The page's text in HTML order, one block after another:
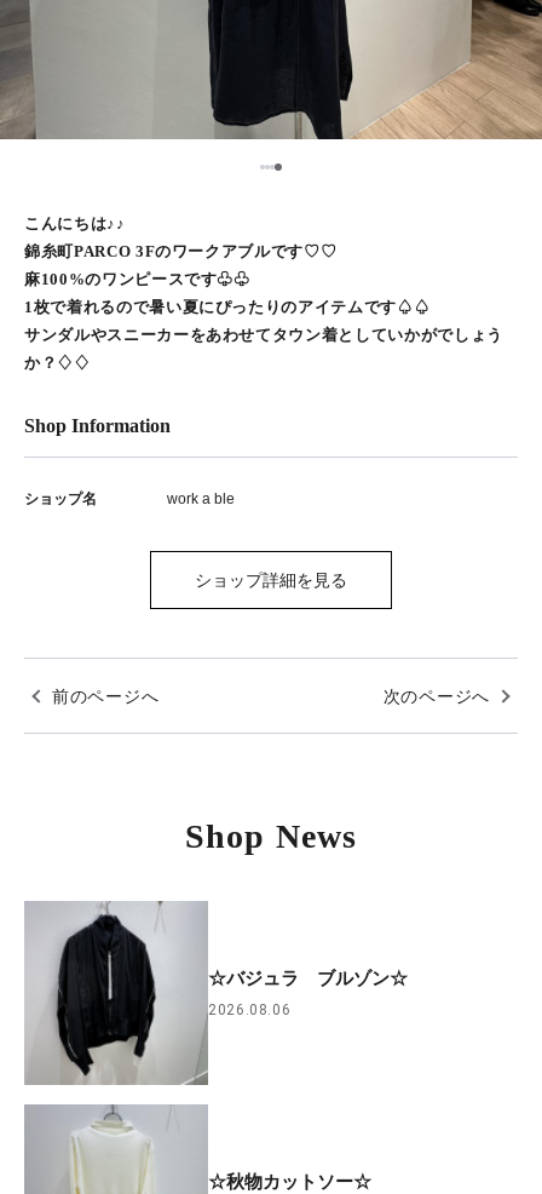
123
こんにちは♪♪
錦糸町PARCO 3Fのワークアブルです♡♡
麻100%のワンピースです♧♧
1枚で着れるので暑い夏にぴったりのアイテムです♤♤
サンダルやスニーカーをあわせてタウン着としていかがでしょう
か？♢♢
Shop Information
ショップ名 work a ble
ショップ詳細を見る
前のページへ 次のページへ
Shop News
☆バジュラ ブルゾン☆
2026.08.06
☆秋物カットソー☆